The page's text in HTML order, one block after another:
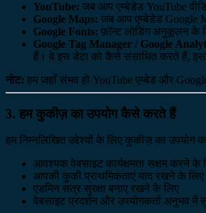
YouTube: जब आप एम्बेडेड YouTube
Google Maps: जब आप एम्बेडेड Google
Google Fonts: फ़ॉन्ट लोडिंग अनुकूलन के
Google Tag Manager / Google
हैं। वे इस डेटा को कैसे संसाधित करते हैं,
नोट: हम जहाँ संभव हो YouTube एम्बेड और
3. हम कुकीज़ का उपयोग कैसे करते हैं
हम निम्नलिखित उद्देश्यों के लिए कुकीज़ का उपयोग
आवश्यक वेबसाइट कार्यक्षमता सक्षम करने के
आपकी कुकी प्राथमिकताएं याद रखने के लिए
एडमिन सत्र सुरक्षा बनाए रखने के लिए
वेबसाइट प्रदर्शन और उपयोगकर्ता अनुभव